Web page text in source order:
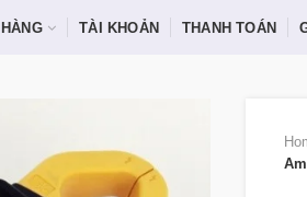
TÀI KHOẢN THANH TOÁN